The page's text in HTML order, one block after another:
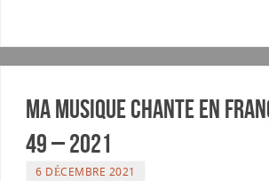
Ma musique chante en
49 – 2021
6 DÉCEMBRE 2021